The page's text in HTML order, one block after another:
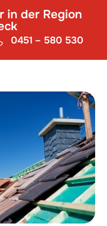
in der Region
0451 – 580 530